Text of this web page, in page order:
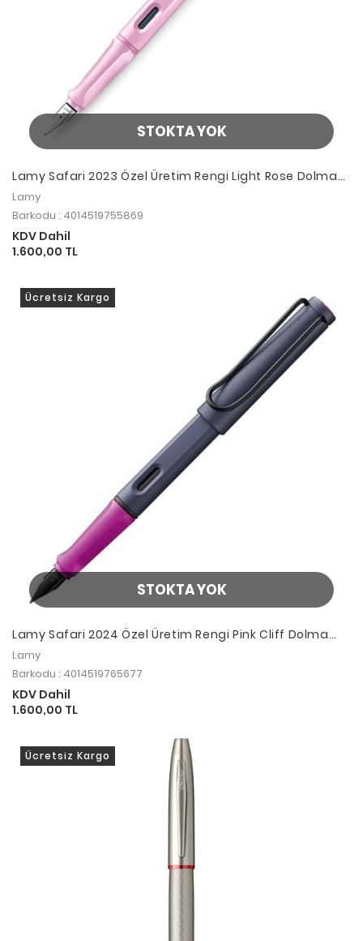
STOKTA YOK
Lamy Safari 2023 Özel Üretim Rengi Light Rose Dolma
Kalem M Uç
Lamy
Barkodu : 4014519755869
KDV Dahil
1.600,00 TL
STOKTA YOK
Ücretsiz Kargo
Lamy Safari 2024 Özel Üretim Rengi Pink Cliff Dolma
Kalem M Uç
Lamy
Barkodu : 4014519765677
KDV Dahil
1.600,00 TL
Ücretsiz Kargo